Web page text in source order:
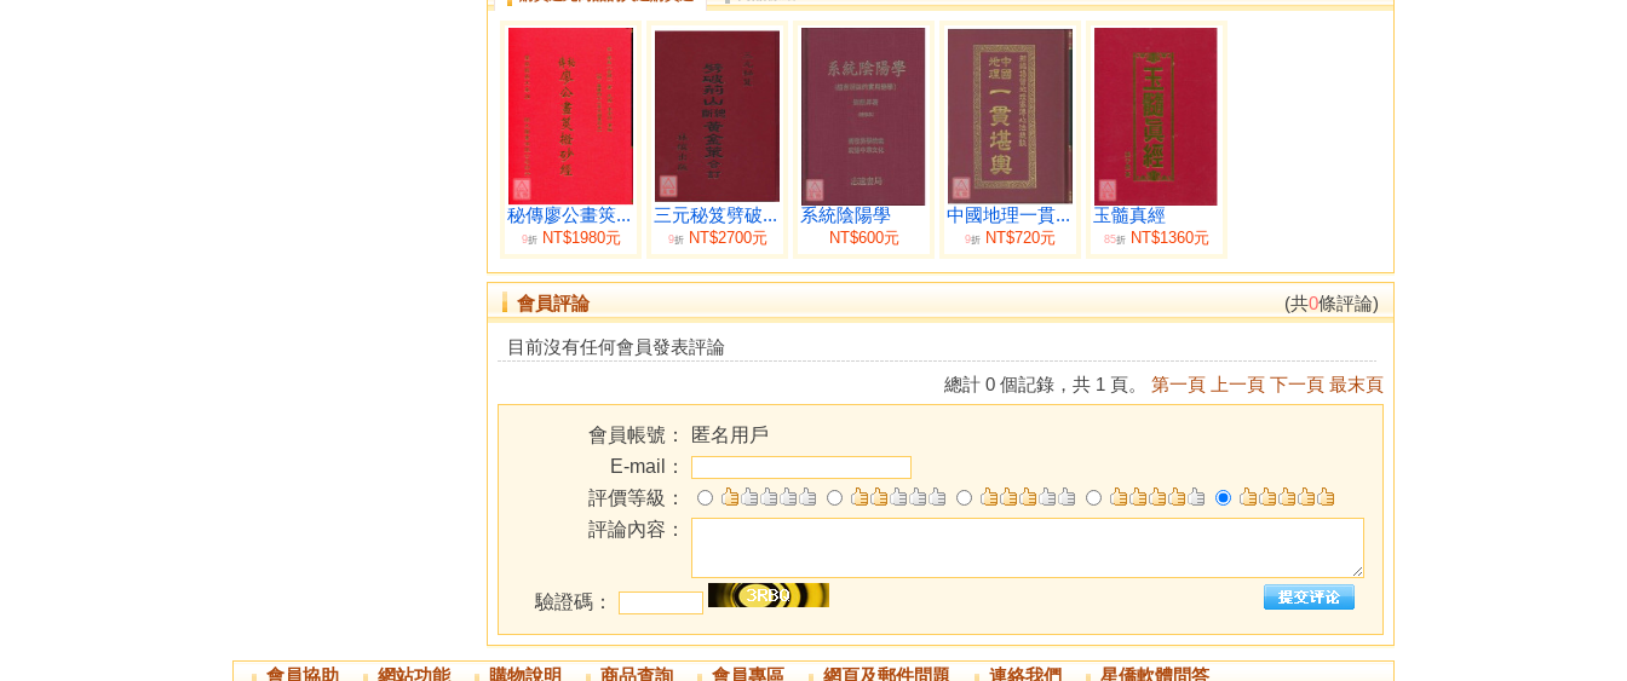
秘傳廖公畫筴...
9折NT$1980元
三元秘笈劈破...
9折NT$2700元
系統陰陽學
NT$600元
中國地理一貫...
9折 NT$720元
玉髓真經
85折 NT$1360元
會員評論 (共0條評論)
目前沒有任何會員發表評論
總計 0 個記錄，共 1 頁。 第一頁 上一頁 下一頁 最末頁
會員帳號：
匿名用戶
E-mail：
評價等級：
評論內容：
驗證碼：
會員協助 網站功能 購物說明 商品查詢 會員專區 網頁及郵件問題 連絡我們 星僑軟體問答